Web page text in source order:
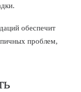
обеспечит
проблем,